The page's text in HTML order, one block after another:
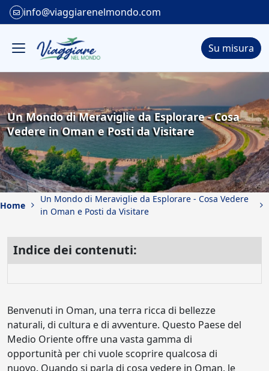
info@viaggiarenelmondo.com
Su misura
Un Mondo di Meraviglie da Esplorare - Cosa
Vedere in Oman e Posti da Visitare
Home
Un Mondo di Meraviglie da Esplorare - Cosa Vedere
in Oman e Posti da Visitare
Indice dei contenuti:
Benvenuti in Oman, una terra ricca di bellezze
naturali, di cultura e di avventure. Questo Paese del
Medio Oriente offre una vasta gamma di
opportunità per chi vuole scoprire qualcosa di
nuovo. Quando si parla di cosa vedere in Oman, le